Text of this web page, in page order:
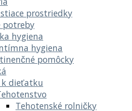
prostriedky
potreby
hygiena
hygiena
pomôcky
k dieťatku
Tehotenské rolničky